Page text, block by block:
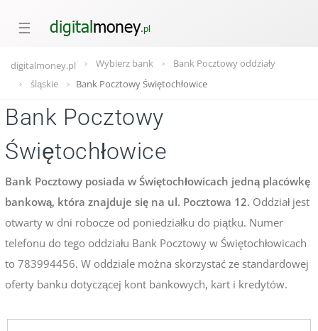
☰
digitalmoney.pl Wybierz bank
Bank Pocztowy oddziały
śląskie
Bank Pocztowy Świętochłowice
Bank Pocztowy
Świętochłowice
Bank Pocztowy posiada w Świętochłowicach jedną placówkę
bankową, która znajduje się na ul. Pocztowa 12. Oddział jest
otwarty w dni robocze od poniedziałku do piątku. Numer
telefonu do tego oddziału Bank Pocztowy w Świętochłowicach
to 783994456. W oddziale można skorzystać ze standardowej
oferty banku dotyczącej kont bankowych, kart i kredytów.